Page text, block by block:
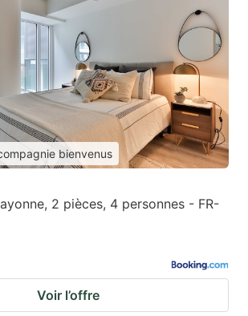
bienvenus
2 pièces, 4 personnes - FR-
Voir l’offre